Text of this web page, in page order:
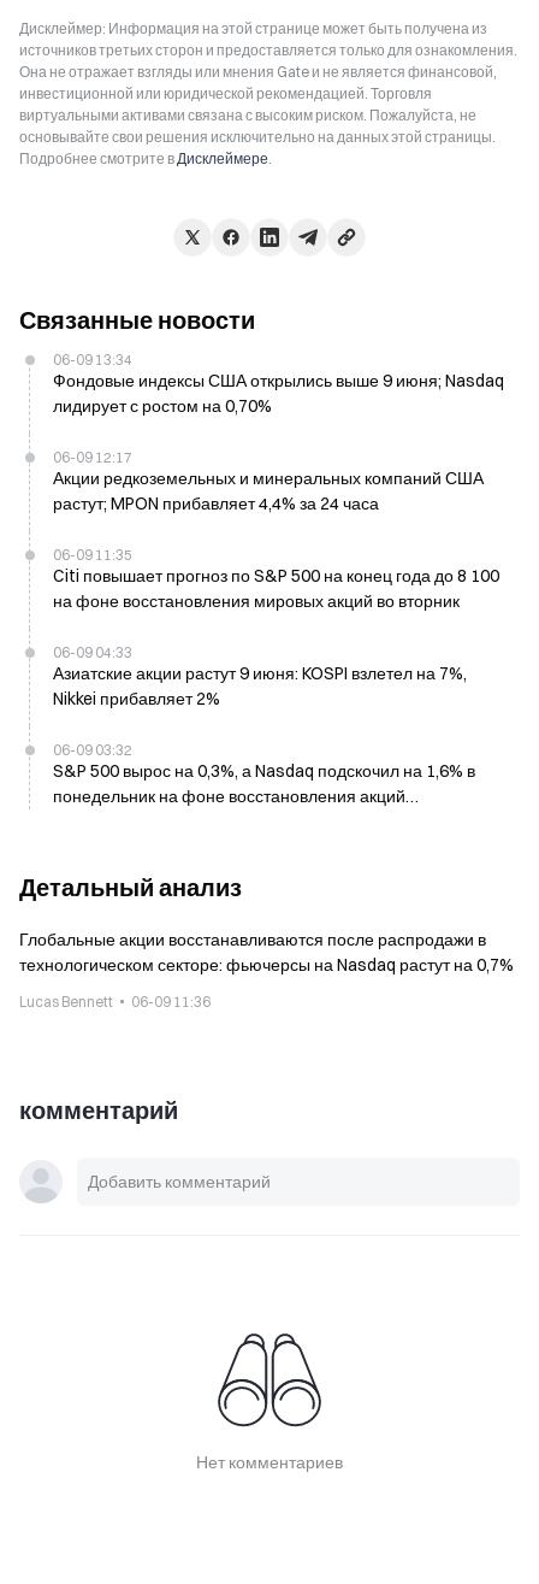
Дисклеймер: Информация на этой странице может быть получена из
источников третьих сторон и предоставляется только для ознакомления.
Она не отражает взгляды или мнения Gate и не является финансовой,
инвестиционной или юридической рекомендацией. Торговля
виртуальными активами связана с высоким риском. Пожалуйста, не
основывайте свои решения исключительно на данных этой страницы.
Подробнее смотрите вДисклеймере.
Связанные новости
06-09 13:34
Фондовые индексы США открылись выше 9 июня; Nasdaq
лидирует с ростом на 0,70%
06-09 12:17
Акции редкоземельных и минеральных компаний США
растут; MPON прибавляет 4,4% за 24 часа
06-09 11:35
Citi повышает прогноз по S&P 500 на конец года до 8 100
на фоне восстановления мировых акций во вторник
06-09 04:33
Азиатские акции растут 9 июня: KOSPI взлетел на 7%,
Nikkei прибавляет 2%
06-09 03:32
S&P 500 вырос на 0,3%, а Nasdaq подскочил на 1,6% в
понедельник на фоне восстановления акций
Детальный анализ
Глобальные акции восстанавливаются после распродажи в
технологическом секторе: фьючерсы на Nasdaq растут на 0,7%
Lucas Bennett 06-09 11:36
комментарий
Нет комментариев